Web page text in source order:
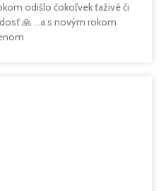
odišlo čokoľvek ťaživé či
🙏 …a s novým rokom